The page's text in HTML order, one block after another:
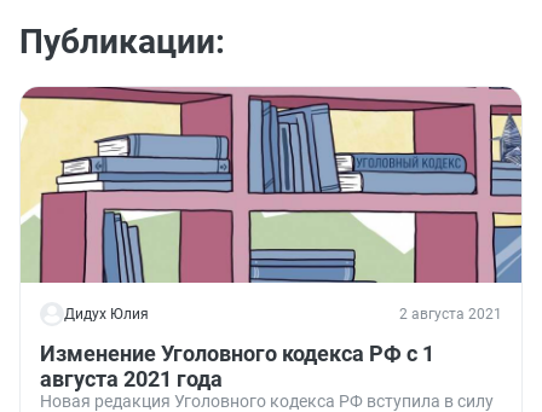
Публикации:
Дидух Юлия 2 августа 2021
Изменение Уголовного кодекса РФ с 1
августа 2021 года
Новая редакция Уголовного кодекса РФ вступила в силу